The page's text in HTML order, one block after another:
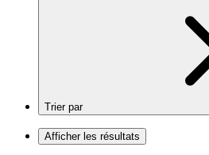
Trier par
Afficher les résultats